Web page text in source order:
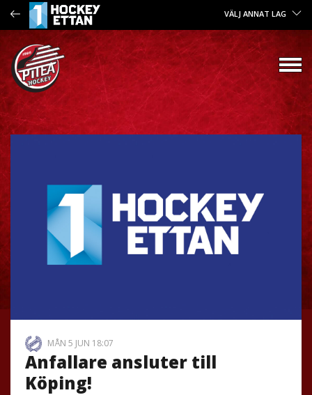
VÄLJ ANNAT LAG
MÅN 5 JUN 18:07
Anfallare ansluter till
Köping!